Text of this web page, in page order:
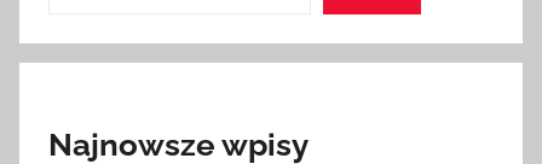
Najnowsze wpisy